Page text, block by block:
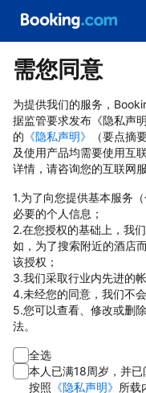
需您同意
为提供我们的服务，
据监管要求发布《隐私声
的 《隐私声明》 （要点摘
及使用产品均需要使用互
详情，请咨询您的互联网
1.为了向您提供基本服务
必要的个人信息；
2.在您授权的基础上，我
如，为了搜索附近的酒店
该授权；
3.我们采取行业内先进的
4.未经您的同意，我们不
5.您可以查看、修改或删
法。
全选
本人已满18周岁，并
按照 《隐私声明》 所载